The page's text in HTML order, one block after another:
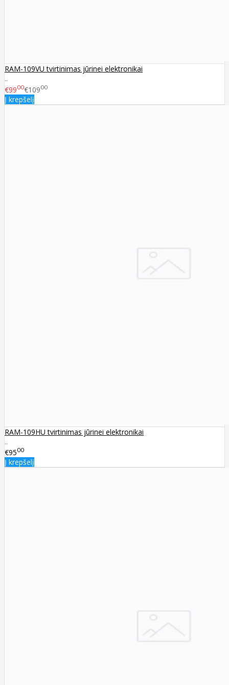
RAM-109VU tvirtinimas jūrinei elektronikai
..
€9900€10900
Į krepšelį
RAM-109HU tvirtinimas jūrinei elektronikai
..
€9500
Į krepšelį